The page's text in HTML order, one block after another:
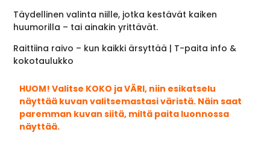
Täydellinen valinta niille, jotka kestävät kaiken
huumorilla – tai ainakin yrittävät.
Raittiina raivo – kun kaikki ärsyttää | T-paita info &
kokotaulukko
HUOM! Valitse KOKO ja VÄRI, niin esikatselu
näyttää kuvan valitsemastasi väristä. Näin saat
paremman kuvan siitä, miltä paita luonnossa
näyttää.